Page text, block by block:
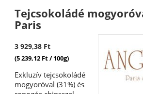
Tejcsokoládé
Paris
3 929,38 Ft
(5 239,12 Ft / 100g)
Exkluzív tejcsokoládé
mogyoróval (31%) és